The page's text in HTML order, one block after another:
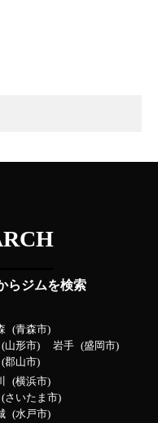
らジムを検索
青森市
山形市 岩手
盛岡市
郡山市
横浜市
さいたま市
水戸市